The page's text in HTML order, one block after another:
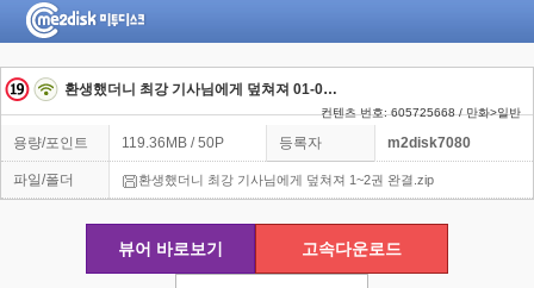
환생했더니 최강 기사님에게 덮쳐져 01-02 [완결]
컨텐츠 번호: 605725668 / 만화>일반
용량/포인트 119.36MB / 50P 등록자 m2disk7080
파일/폴더 환생했더니 최강 기사님에게 덮쳐져 1~2권 완결.zip
뷰어 바로보기 고속다운로드